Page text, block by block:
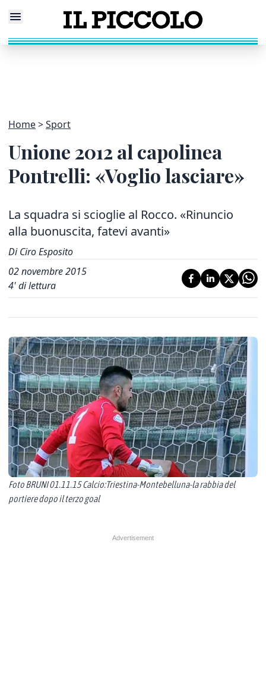
Home Sport
Unione 2012 al capolinea
Pontrelli: «Voglio lasciare»
La squadra si scioglie al Rocco. «Rinuncio
alla buonuscita, fatevi avanti»
Di Ciro Esposito
02 novembre 2015
4' di lettura
Foto BRUNI 01.11.15 Calcio:Triestina-Montebelluna-la rabbia del
portiere dopo il terzo goal